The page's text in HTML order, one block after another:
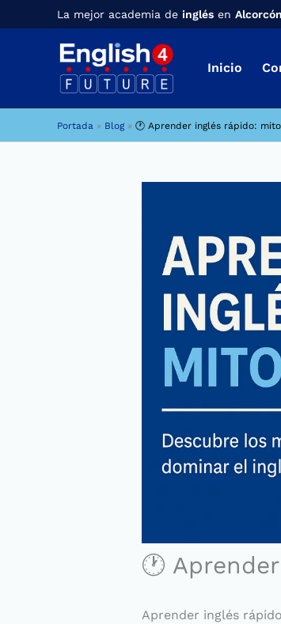
al
contenido
La mejor academia de inglés en Alcorcón
Inicio
Portada » Blog» 🕐 Aprender inglés rápido:
🕐
Aprender inglés